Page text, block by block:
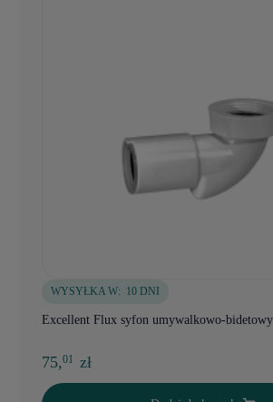
WYSYŁKA W: 10 DNI
75,01 zł